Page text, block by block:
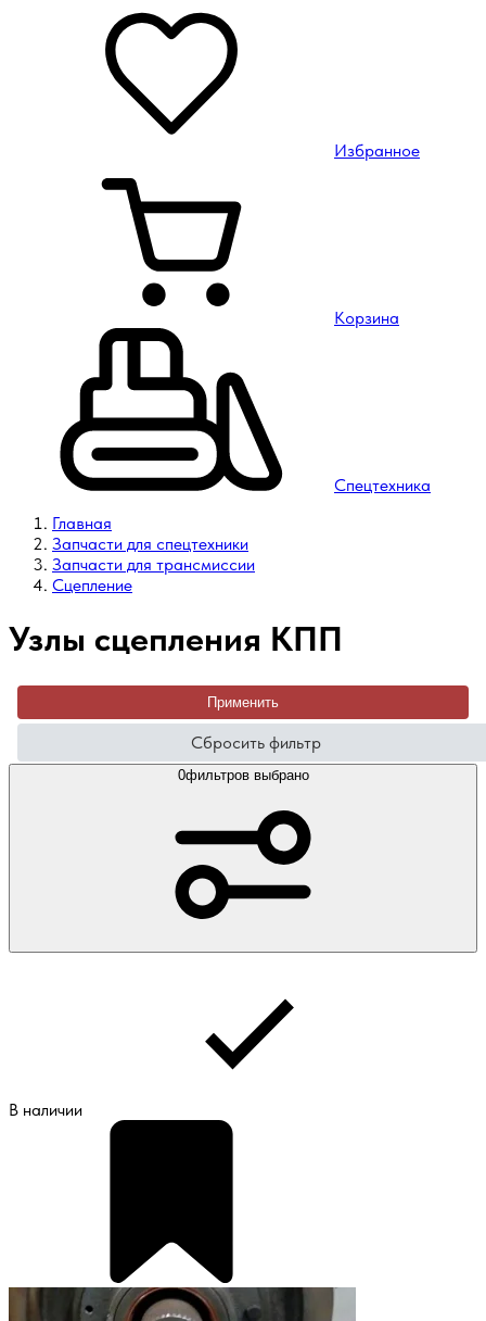
Избранное
Корзина
Спецтехника
Главная
Запчасти для спецтехники
Запчасти для трансмиссии
Сцепление
Узлы сцепления КПП
Применить
Сбросить фильтр
0фильтров выбрано
В наличии